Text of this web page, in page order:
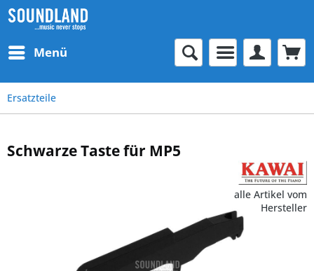
Menü
Ersatzteile
Schwarze Taste für MP5
alle Artikel vom
Hersteller